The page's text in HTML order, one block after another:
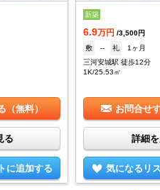
（無料）
る
に追加する
新築
6.9万円 /3,500円
敷
-- 礼
1ヶ月
三河安城駅 徒歩12分
1K/25.53㎡
お問合せ
詳細
気になるリ